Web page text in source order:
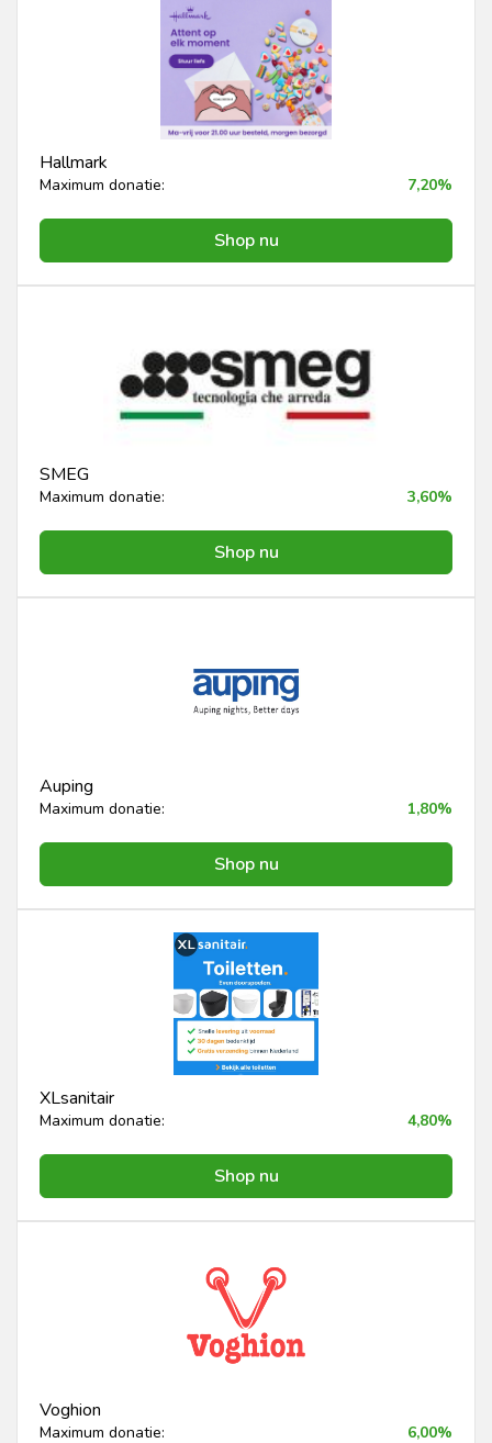
Hallmark
Maximum donatie: 7,20%
Shop nu
SMEG
Maximum donatie: 3,60%
Shop nu
Auping
Maximum donatie: 1,80%
Shop nu
XLsanitair
Maximum donatie: 4,80%
Shop nu
Voghion
Maximum donatie: 6,00%